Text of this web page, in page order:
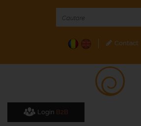
Contact
Login B2B